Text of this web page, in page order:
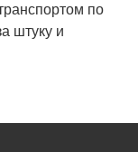
по
штуку и